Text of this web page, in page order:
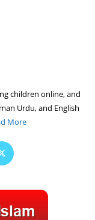
children online, and
Urdu, and English
More
Opens
tab